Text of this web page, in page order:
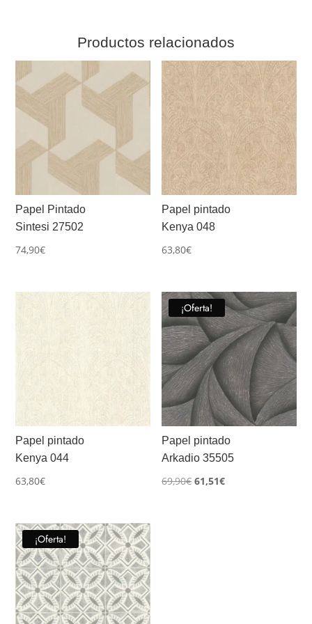
Productos relacionados
Papel Pintado
Sintesi 27502
74,90€
Papel pintado
Kenya 048
63,80€
Papel pintado
Kenya 044
63,80€
¡Oferta!
Papel pintado
Arkadio 35505
69,90€ El
61,51€El
¡Oferta!